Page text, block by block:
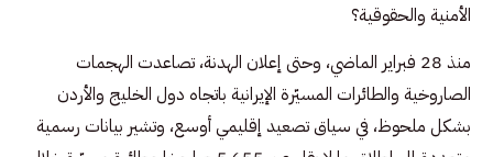
الأمنية والحقوقية؟
منذ 28 فبراير الماضي، وحتى إعلان الهدنة، تصاعدت الهجمات
الصاروخية والطائرات المسيّرة الإيرانية باتجاه دول الخليج والأردن
بشكل ملحوظ، في سياق تصعيد إقليمي أوسع، وتشير بيانات رسمية